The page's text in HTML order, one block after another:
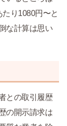
り1080円〜と
な計算は思い
との取引履歴
の開示請求は